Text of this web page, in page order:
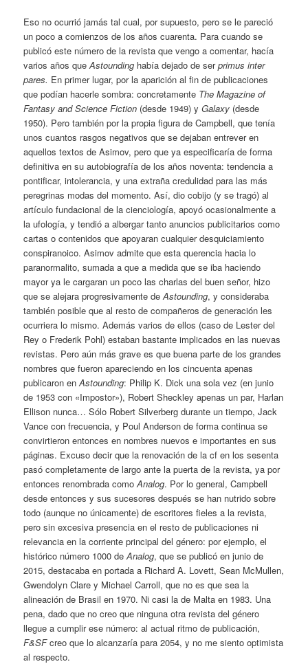
Eso no ocurrió jamás tal cual, por supuesto, pero se le pareció
un poco a comienzos de los años cuarenta. Para cuando se
publicó este número de la revista que vengo a comentar, hacía
varios años queAstounding había dejado de serprimus inter
pares. En primer lugar, por la aparición al fin de publicaciones
que podían hacerle sombra: concretamente The Magazine of
Fantasy and Science Fiction (desde 1949) yGalaxy (desde
1950). Pero también por la propia figura de Campbell, que tenía
unos cuantos rasgos negativos que se dejaban entrever en
aquellos textos de Asimov, pero que ya especificaría de forma
definitiva en su autobiografía de los años noventa: tendencia a
pontificar, intolerancia, y una extraña credulidad para las más
peregrinas modas del momento. Así, dio cobijo (y se tragó) al
artículo fundacional de la cienciología, apoyó ocasionalmente a
la ufología, y tendió a albergar tanto anuncios publicitarios como
cartas o contenidos que apoyaran cualquier desquiciamiento
conspiranoico. Asimov admite que esta querencia hacia lo
paranormalito, sumada a que a medida que se iba haciendo
mayor ya le cargaran un poco las charlas del buen señor, hizo
que se alejara progresivamente deAstounding, y consideraba
también posible que al resto de compañeros de generación les
ocurriera lo mismo. Además varios de ellos (caso de Lester del
Rey o Frederik Pohl) estaban bastante implicados en las nuevas
revistas. Pero aún más grave es que buena parte de los grandes
nombres que fueron apareciendo en los cincuenta apenas
publicaron enAstounding: Philip K. Dick una sola vez (en junio
de 1953 con «Impostor»), Robert Sheckley apenas un par, Harlan
Ellison nunca… Sólo Robert Silverberg durante un tiempo, Jack
Vance con frecuencia, y Poul Anderson de forma continua se
convirtieron entonces en nombres nuevos e importantes en sus
páginas. Excuso decir que la renovación de la cf en los sesenta
pasó completamente de largo ante la puerta de la revista, ya por
entonces renombrada comoAnalog. Por lo general, Campbell
desde entonces y sus sucesores después se han nutrido sobre
todo (aunque no únicamente) de escritores fieles a la revista,
pero sin excesiva presencia en el resto de publicaciones ni
relevancia en la corriente principal del género: por ejemplo, el
histórico número 1000 deAnalog, que se publicó en junio de
2015, destacaba en portada a Richard A. Lovett, Sean McMullen,
Gwendolyn Clare y Michael Carroll, que no es que sea la
alineación de Brasil en 1970. Ni casi la de Malta en 1983. Una
pena, dado que no creo que ninguna otra revista del género
llegue a cumplir ese número: al actual ritmo de publicación,
F&SFcreo que lo alcanzaría para 2054, y no me siento optimista
al respecto.